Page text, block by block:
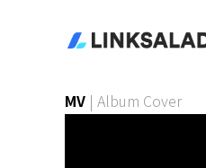
MV | Album Cover